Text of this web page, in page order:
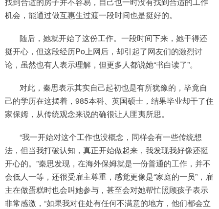
机会，能通过做互惠生过渡一段时间也是挺好的。
随后，她就开始了这份工作。一段时间下来，她干得还
挺开心，但这段经历Po上网后，却引起了网友们的激烈讨
论，虽然也有人表示理解，但更多人都说她“书白读了”。
对此，秦思表示其实自己起初也是有所犹豫的，毕竟自
己的学历在这摆着，985本科、英国硕士，结果毕业却干了住
家保姆，从传统观念来说的确很让人匪夷所思。
“我一开始对这个工作也没概念，同样会有一些传统想
法，但当我打破认知，真正开始做起来，我发现我好像还挺
开心的。”秦思发现，在海外保姆就是一份普通的工作，并不
会低人一等，还很受雇主尊重，感觉更像是“家庭的一员”，雇
主在做蛋糕时也会叫她参与，甚至会对她帮忙照顾孩子表示
非常感激，“如果我对住处有任何不满意的地方，他们都会立